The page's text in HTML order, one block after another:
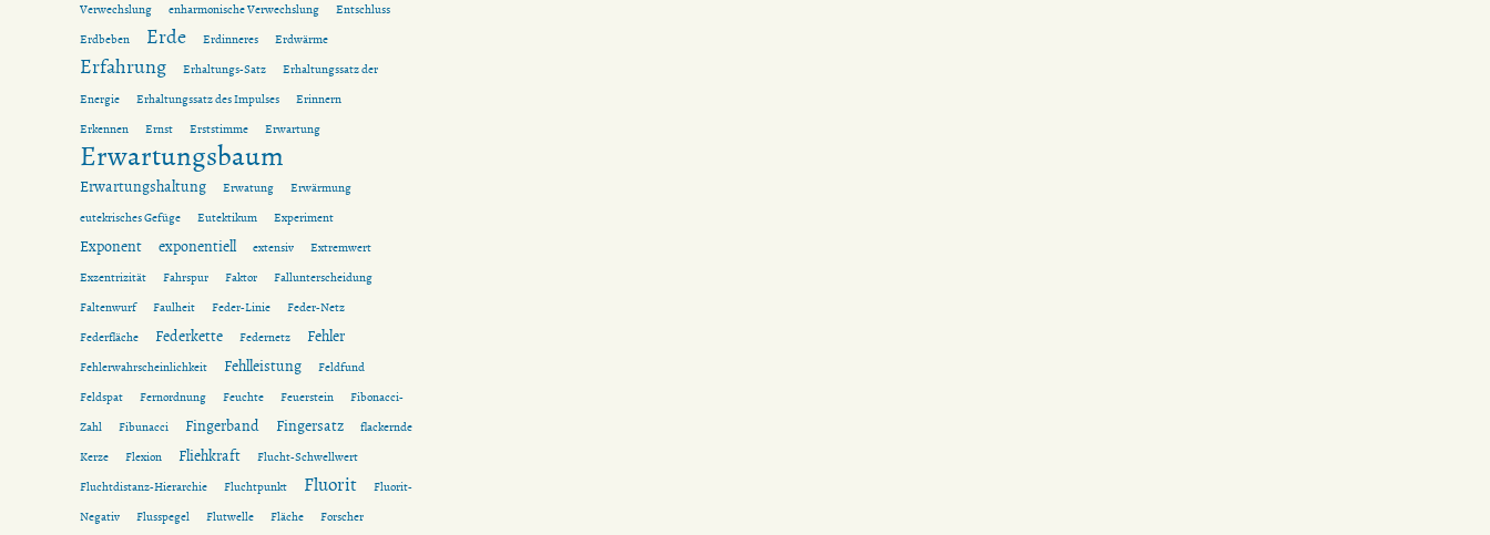
Verwechslung
enharmonische Verwechslung
Entschluss
Erdbeben
Erde Erdinneres Erdwärme
Erfahrung Erhaltungs-Satz
Erhaltungssatz der
Energie
Erhaltungssatz des Impulses
Erinnern
Erkennen
Ernst Erststimme Erwartung
Erwartungsbaum
Erwartungshaltung Erwatung
Erwärmung
eutekrisches Gefüge
Eutektikum Experiment
Exponent exponentiell extensiv
Extremwert
Exzentrizität
Fahrspur Faktor
Fallunterscheidung
Faltenwurf
Faulheit Feder-Linie
Feder-Netz
Federfläche
Federkette Federnetz Fehler
Fehlerwahrscheinlichkeit Fehlleistung
Feldfund
Feldspat
Fernordnung Feuchte Feuerstein
Fibonacci-
Zahl
Fibunacci Fingerband Fingersatz
flackernde
Kerze
Flexion Fliehkraft
Flucht-Schwellwert
Fluchtdistanz-Hierarchie
Fluchtpunkt Fluorit
Fluorit-
Negativ
Flusspegel Flutwelle Fläche Forscher